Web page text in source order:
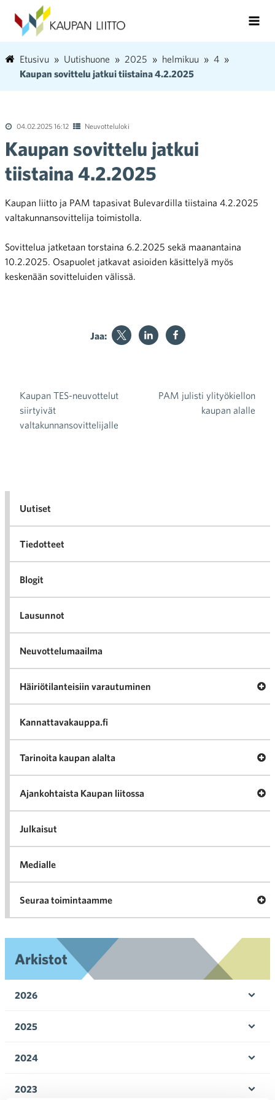
Etusivu Uutishuone 2025 helmikuu
4
Kaupan sovittelu jatkui tiistaina 4.2.2025
04.02.2025 16:12 Neuvotteluloki
Kaupan sovittelu jatkui
tiistaina 4.2.2025
Kaupan liitto ja PAM tapasivat Bulevardilla tiistaina 4.2.2025
valtakunnansovittelija toimistolla.
Sovittelua jatketaan torstaina 6.2.2025 sekä maanantaina
10.2.2025. Osapuolet jatkavat asioiden käsittelyä myös
keskenään sovitteluiden välissä.
Jaa:
Artikkelien selaus
Kaupan TES-neuvottelut
siirtyivät
valtakunnansovittelijalle
PAM julisti ylityökiellon
kaupan alalle
Uutiset
Tiedotteet
Blogit
Lausunnot
Neuvottelumaailma
Häiriötilanteisiin varautuminen
Kannattavakauppa.fi
Tarinoita kaupan alalta
Ajankohtaista Kaupan liitossa
Julkaisut
Medialle
Seuraa toimintaamme
Arkistot
2026
2025
2024
2023